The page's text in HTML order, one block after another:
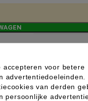
accepteren voor betere
advertentiedoeleinden.
van derden
persoonlijke